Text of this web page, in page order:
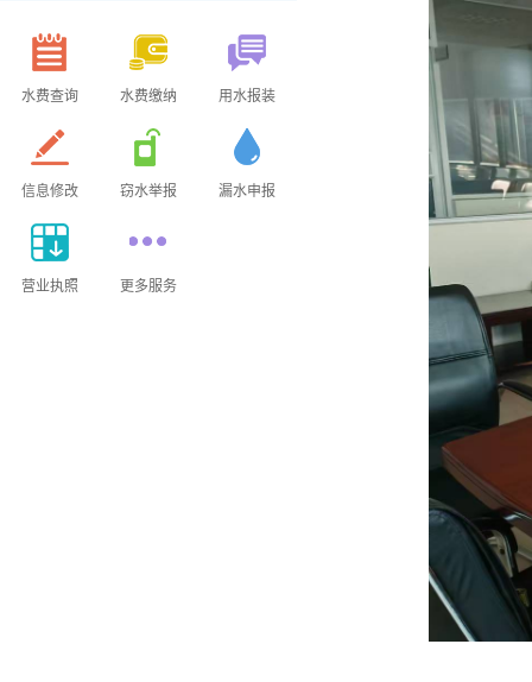
水费查询 水费缴纳 用水报装
信息修改 窃水举报 漏水申报
营业执照 更多服务